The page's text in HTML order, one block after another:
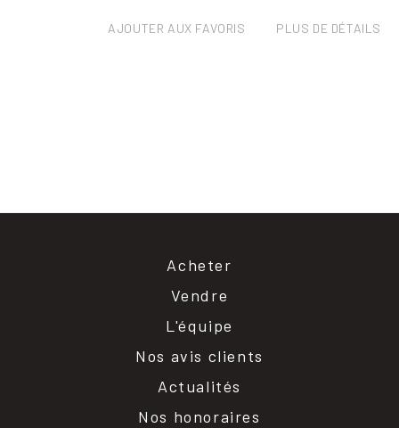
AJOUTER AUX FAVORIS PLUS DE DÉTAILS
Acheter
Vendre
L'équipe
Nos avis clients
Actualités
Nos honoraires